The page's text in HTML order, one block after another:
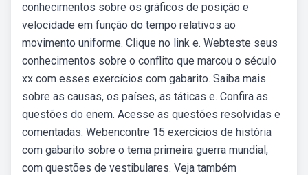
conhecimentos sobre os gráficos de posição e
velocidade em função do tempo relativos ao
movimento uniforme. Clique no link e. Webteste seus
conhecimentos sobre o conflito que marcou o século
xx com esses exercícios com gabarito. Saiba mais
sobre as causas, os países, as táticas e. Confira as
questões do enem. Acesse as questões resolvidas e
comentadas. Webencontre 15 exercícios de história
com gabarito sobre o tema primeira guerra mundial,
com questões de vestibulares. Veja também